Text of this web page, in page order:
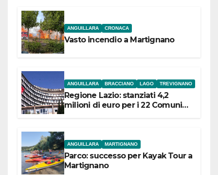
ANGUILLARA CRONACA
Vasto incendio a Martignano
ANGUILLARA BRACCIANO LAGO TREVIGNANO
Regione Lazio: stanziati 4,2
milioni di euro per i 22 Comuni
ANGUILLARA MARTIGNANO
Parco: successo per Kayak Tour a
Martignano